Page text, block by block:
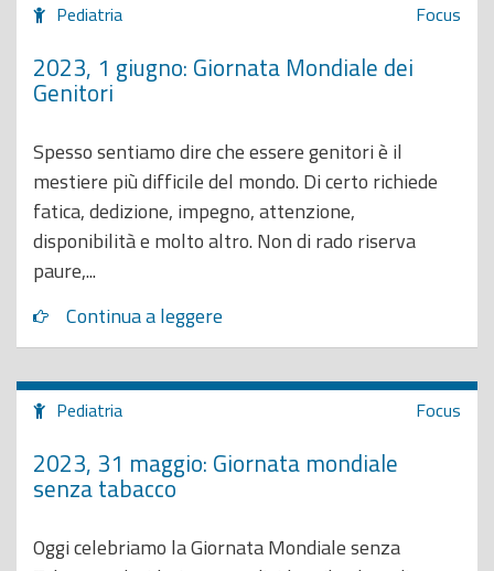
Pediatria Focus
2023, 1 giugno: Giornata Mondiale dei
Genitori
Spesso sentiamo dire che essere genitori è il
mestiere più difficile del mondo. Di certo richiede
fatica, dedizione, impegno, attenzione,
disponibilità e molto altro. Non di rado riserva
paure,...
Continua a leggere
Pediatria Focus
2023, 31 maggio: Giornata mondiale
senza tabacco
Oggi celebriamo la Giornata Mondiale senza